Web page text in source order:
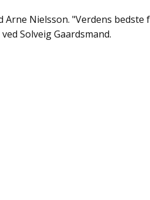
Nielsson. "Verdens bedste
Solveig Gaardsmand.